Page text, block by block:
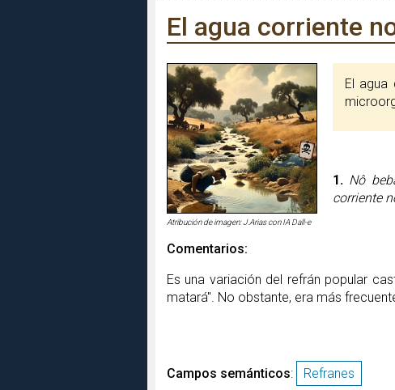
El agua corriente
Atribución de imagen: J.Arias con IA Dall-e
El agua que corre solía ser potable, mientras que el agua estancada a menudo es un foco de
1. Nô
corriente
Comentarios:
Es una variación del refrán popular
matará". No obstante, era más
Campos semánticos: Refranes